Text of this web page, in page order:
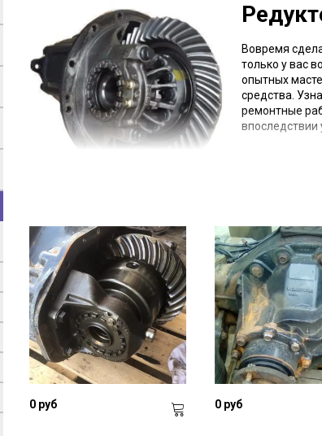
Вовремя
только у вас
опытных
средства.
ремонтные
впоследствии
0 руб 0 руб